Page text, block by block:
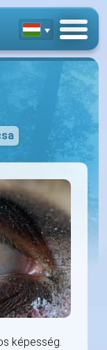
képesség.